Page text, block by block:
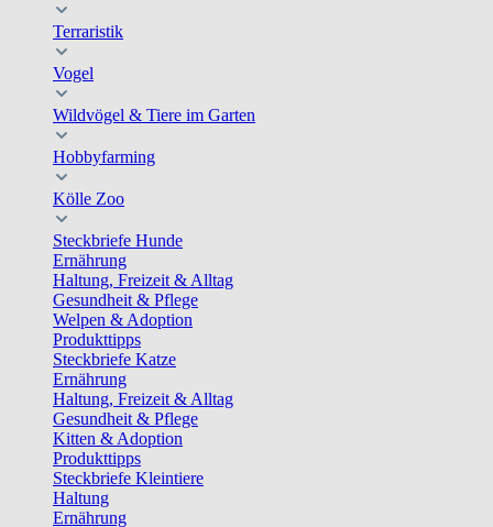
Terraristik
Vogel
Wildvögel & Tiere im Garten
Hobbyfarming
Kölle Zoo
Steckbriefe Hunde
Ernährung
Haltung, Freizeit & Alltag
Gesundheit & Pflege
Welpen & Adoption
Produkttipps
Steckbriefe Katze
Ernährung
Haltung, Freizeit & Alltag
Gesundheit & Pflege
Kitten & Adoption
Produkttipps
Steckbriefe Kleintiere
Haltung
Ernährung